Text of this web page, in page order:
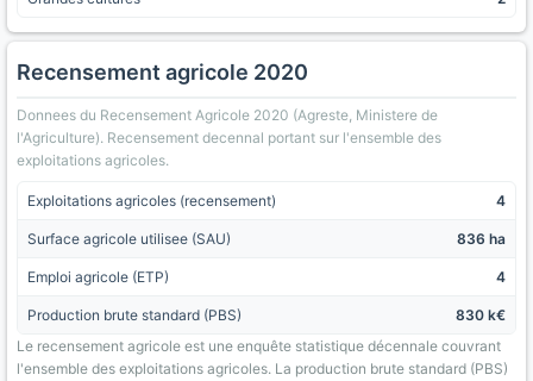
Recensement agricole 2020
Donnees du Recensement Agricole 2020 (Agreste, Ministere de
l'Agriculture). Recensement decennal portant sur l'ensemble des
exploitations agricoles.
Exploitations agricoles (recensement) 4
Surface agricole utilisee (SAU) 836 ha
Emploi agricole (ETP) 4
Production brute standard (PBS)
830 k€
Le recensement agricole est une enquête statistique décennale couvrant
l'ensemble des exploitations agricoles. La production brute standard (PBS)